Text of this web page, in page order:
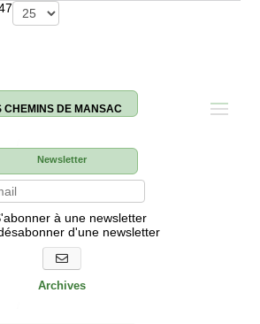
CHEMINS DE MANSAC
Newsletter
à une newsletter
d'une newsletter
S'abonner aux newsletters
Archives